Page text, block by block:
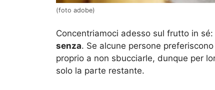
(foto adobe)
Concentriamoci adesso sul frutto in
senza. Se alcune persone
proprio a non sbucciarle, dunque per
solo la parte restante.